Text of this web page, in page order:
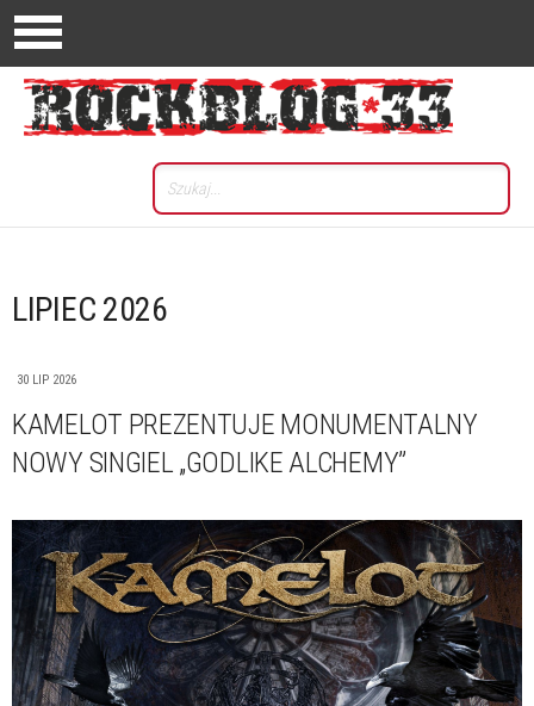
LIPIEC 2026
30 LIP 2026
KAMELOT PREZENTUJE MONUMENTALNY
NOWY SINGIEL „GODLIKE ALCHEMY”